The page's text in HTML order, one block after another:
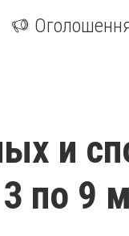
и
по 9